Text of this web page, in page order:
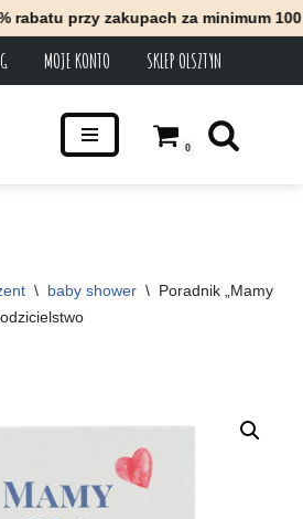
zakupach za minimum 100 zł *
MOJE KONTO SKLEP OLSZTYN
0
\ baby shower \ Poradnik „Mamy